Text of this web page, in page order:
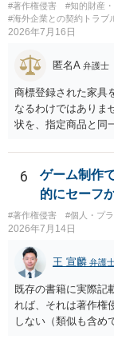
#著作権侵害 #知的財産
#海外企業との契約トラブ
2026年7月16日
匿名A 弁護士
商標登録された家具
なるわけではありま
状を、指定商品と同
て描くにとどまる場
れます。 ただし、
し、公式商品やライ
権や不正競争防止法
が認められる場合は
やプレゼントでも
有料か無料かより
日本の商標権は原則
売する場合は、販売
の作家の例は、許諾
ない、又は単に権利
す。他人が販売し
6
ゲーム制作
的にセーフ
#著作権侵害 #個人・プ
2026年7月14日
王 宣麟 弁護
既存の書籍に実際記
れば、それは著作権
しない（類似も含め